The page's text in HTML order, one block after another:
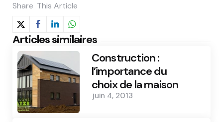
Share This Article
Articles similaires
Construction :
l’importance du
choix de la maison
juin 4, 2013